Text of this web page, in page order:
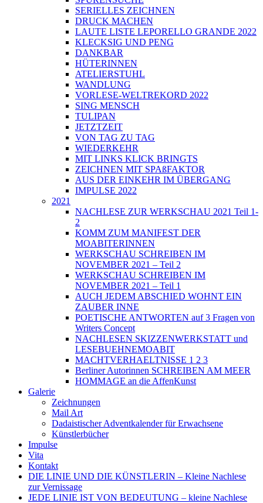
SERIELLES ZEICHNEN
DRUCK MACHEN
LAUTE LISTE LEPORELLO GRANDE 2022
KLECKSIG UND PENG
DANKBAR
HÜTERINNEN
ATELIERSTUHL
WANDLUNG
VORLESE-WELTREKORD 2022
SING MENSCH
TULIPAN
JETZTZEIT
VON TAG ZU TAG
WIEDERKEHR
MIT LINKS KLICK BRINGTS
ZEICHNEN MIT SPAßFAKTOR
AUS DER EINKEHR IM ÜBERGANG
IMPULSE 2022
2021
NACHLESE ZUR WERKSCHAU 2021 Teil 1-
2
KOMM ZUM MANIFEST DER
MOABITERINNEN
WERKSCHAU SCHREIBEN IM
NOVEMBER 2021 – Teil 2
WERKSCHAU SCHREIBEN IM
NOVEMBER 2021 – Teil 1
AUCH JEDEM ABSCHIED WOHNT EIN
ZAUBER INNE
POETISCHE ANTWORTEN auf 3 Fragen von
Writers Concept
NACHLESEN SKIZZENWERKSTATT und
LESEBUEHNEMOABIT
MACHTVERHAELTNISSE 1 2 3
Berliner Autorinnen SCHREIBEN AM MEER
HOMMAGE an die AffenKunst
Galerie
Zeichnungen
Mail Art
Dadaistischer Adventkalender für Erwachsene
Künstlerbücher
Impulse
Vita
Kontakt
DIE LINIE UND DIE KÜNSTLERIN – Kleine Nachlese
zur Vernissage
JEDE LINIE IST VON BEDEUTUNG – kleine Nachlese